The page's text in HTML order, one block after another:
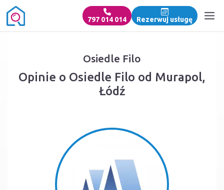
797 014 014 Rezerwuj usługę
Osiedle Filo
Opinie o Osiedle Filo od Murapol,
Łódź